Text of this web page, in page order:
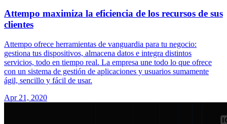
Attempo maximiza la eficiencia de los recursos de sus
clientes
Attempo ofrece herramientas de vanguardia para tu negocio:
gestiona tus dispositivos, almacena datos e integra distintos
servicios, todo en tiempo real. La empresa une todo lo que ofrece
con un sistema de gestión de aplicaciones y usuarios sumamente
ágil, sencillo y fácil de usar.
Apr 21, 2020